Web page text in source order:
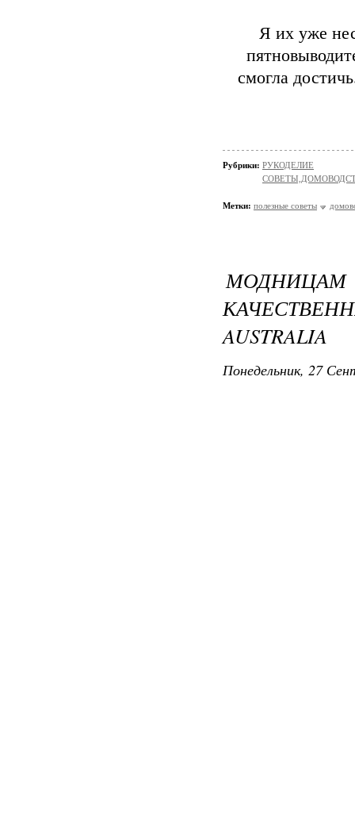
Я их уже
смогла
Рубрики: РУКОДЕЛИЕ
Метки: полезные советы
AUSTRALIA
Понедельник, 27